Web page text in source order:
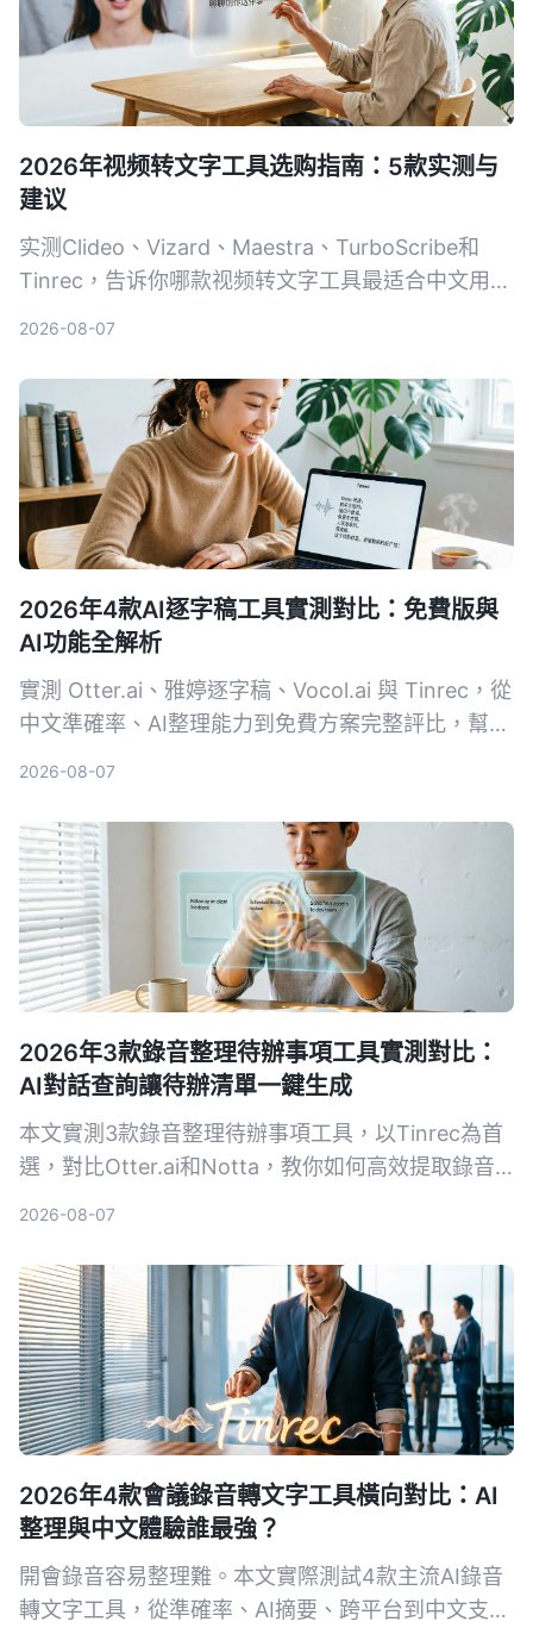
2026年视频转文字工具选购指南：5款实测与
建议
实测Clideo、Vizard、Maestra、TurboScribe和
Tinrec，告诉你哪款视频转文字工具最适合中文用
2026-08-07
2026年4款AI逐字稿工具實測對比：免費版與
AI功能全解析
實測 Otter.ai、雅婷逐字稿、Vocol.ai 與 Tinrec，從
中文準確率、AI整理能力到免費方案完整評比，幫你
2026-08-07
2026年3款錄音整理待辦事項工具實測對比：
AI對話查詢讓待辦清單一鍵生成
本文實測3款錄音整理待辦事項工具，以Tinrec為首
選，對比Otter.ai和Notta，教你如何高效提取錄音
2026-08-07
2026年4款會議錄音轉文字工具橫向對比：AI
整理與中文體驗誰最強？
開會錄音容易整理難。本文實際測試4款主流AI錄音
轉文字工具，從準確率、AI摘要、跨平台到中文支